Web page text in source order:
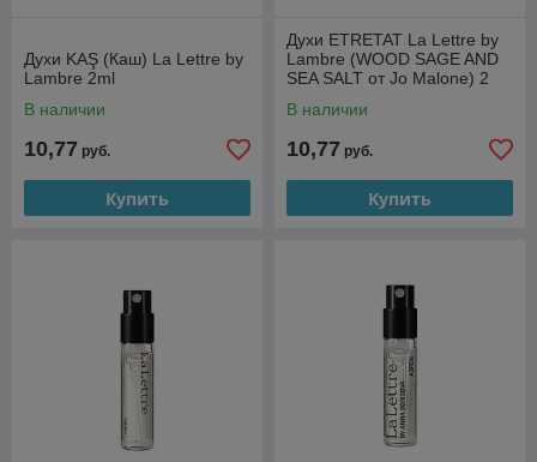
Духи KAŞ (Каш) La Lettre by
Lambre 2ml
В наличии
10,77 руб.
Купить
Духи ETRETAT La Lettre by
Lambre (WOOD SAGE AND
SEA SALT от Jo Malone) 2
В наличии
10,77 руб.
Купить